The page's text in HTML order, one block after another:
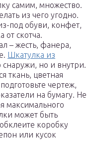
самим, множество.
из чего угодно.
под обуви, конфет,
от скотча.
– жесть, фанера,
Шкатулка из
снаружи, но и внутри.
ткань, цветная
чертеж,
на бумагу. Не
максимального
может быть
коробку
или кусок